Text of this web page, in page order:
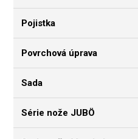
Pojistka
Povrchová úprava
Sada
Série nože JUBÖ